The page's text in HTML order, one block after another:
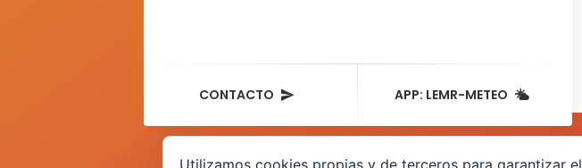
CONTACTO APP: LEMR-METEO
Utilizamos cookies propias y de terceros para garantizar el